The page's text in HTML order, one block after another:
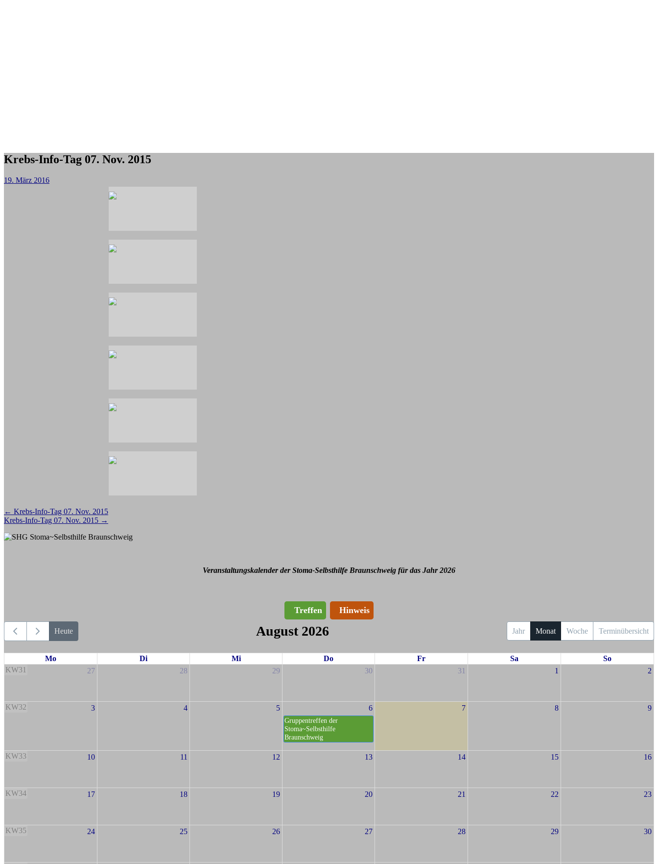
Krebs-Info-Tag 07. Nov. 2015
19. März 2016
Beitragsnavigation
← Krebs-Info-Tag 07. Nov. 2015
Krebs-Info-Tag 07. Nov. 2015 →
Veranstaltungskalender der Stoma-Selbsthilfe Braunschweig für das Jahr 2026
Treffen Hinweis
Heute August 2026 Jahr Monat Woche Terminübersicht
Mo Di Mi Do Fr Sa
So
KW31
27 28 29 30 31 1 2
KW32 3 4 5 6
Gruppentreffen der
Stoma~Selbsthilfe
Braunschweig
7 8 9
KW33 10 11 12 13 14 15 16
KW34 17 18 19 20 21 22 23
KW35 24 25 26 27 28 29 30